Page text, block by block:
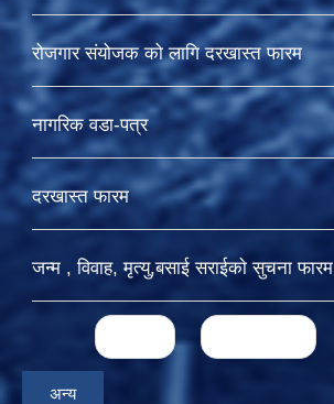
रोजगार संयोजक को लागि दरखास्त फारम
नागरिक वडा-पत्र
दरखास्त फारम
जन्म , विवाह, मृत्यु,बसाई सराईकाे सुचना फारम
Pages
अन्य